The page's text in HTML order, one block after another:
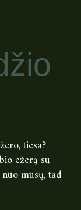
tiesa?
ežerą su
mūsų, tad